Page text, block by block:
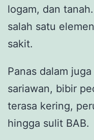
logam, dan
salah satu
sakit.
Panas dalam
sariawan, bibir
terasa kering,
hingga sulit BAB.